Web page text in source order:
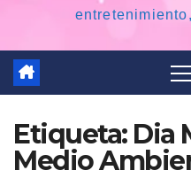
Etiqueta: Dia
Medio